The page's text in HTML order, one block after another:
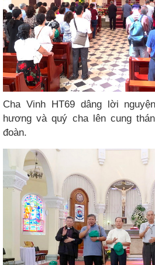
Cha Vinh HT69 dâng lời
hương và quý cha lên cung
đoàn.